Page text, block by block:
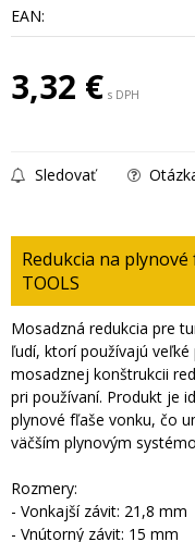
EAN:
3,32 € s DPH
Sledovať
Redukcia na
TOOLS
Mosadzná redukcia pre
ľudí, ktorí používajú veľké
mosadznej konštrukcii
pri používaní. Produkt je
plynové fľaše vonku, čo
väčším plynovým
Rozmery:
- Vonkajší závit: 21,8 mm
- Vnútorný závit: 15 mm